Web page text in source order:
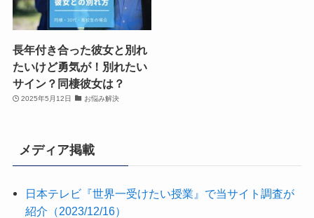
長年付き合った彼女と別れ
たいけど勇気が！別れたい
サイン？同棲彼女は？
2025年5月12日 お悩み解決
メディア掲載
日本テレビ『世界一受けたい授業』で当サイト調査が
紹介（2023/12/16）